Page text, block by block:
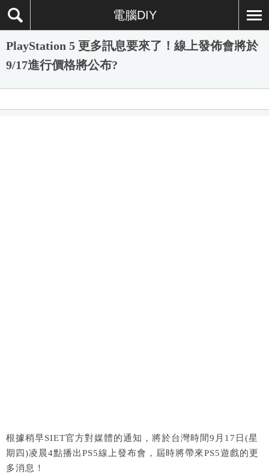
電腦DIY
PlayStation 5 更多訊息要來了！線上發佈會將於
9/17進行價格將公布?
根據稍早SIET官方對媒體的通知，將於台灣時間9月17日(星
期四)凌晨4點播出PS5線上發布會，屆時將帶來PS5遊戲的更
多消息！